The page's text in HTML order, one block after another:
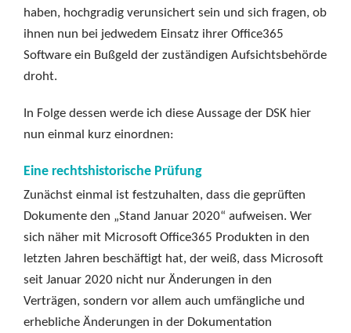
haben, hochgradig verunsichert sein und sich fragen, ob
ihnen nun bei jedwedem Einsatz ihrer Office365
Software ein Bußgeld der zuständigen Aufsichtsbehörde
droht.
In Folge dessen werde ich diese Aussage der DSK hier
nun einmal kurz einordnen:
Eine rechtshistorische Prüfung
Zunächst einmal ist festzuhalten, dass die geprüften
Dokumente den „Stand Januar 2020“ aufweisen. Wer
sich näher mit Microsoft Office365 Produkten in den
letzten Jahren beschäftigt hat, der weiß, dass Microsoft
seit Januar 2020 nicht nur Änderungen in den
Verträgen, sondern vor allem auch umfängliche und
erhebliche Änderungen in der Dokumentation